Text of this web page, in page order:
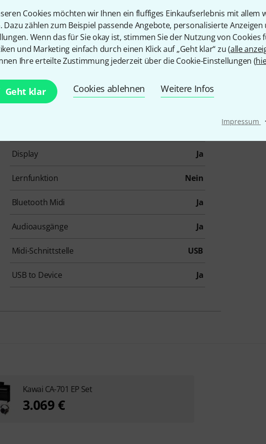
Cookies möchten wir Ihnen ein fluffiges Einkaufserlebnis mit allem
Dazu zählen zum Beispiel passende Angebote, personalisierte
Wenn das für Sie okay ist, stimmen Sie der Nutzung von Cookies
und Marketing einfach durch einen Klick auf „Geht klar“ zu (alle
Ihre erteilte Zustimmung jederzeit über die Cookie-Einstellungen (
Geht klar Cookies ablehnen Weitere Infos
Impressum ·
Artikelnummer 554338
Farbe Schwarz
Anzahl der Tasten 88
Ivory Feel Tastatur
Tastaturabdeckung
Display Ja
Lernfunktion Nein
Bluetooth Midi Ja
Audioausgänge Ja
Midi-Schnittstelle USB
USB to Device Ja
Kawai CA-701 EP Set
3.069 €